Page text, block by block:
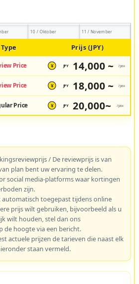
10 / Oktober 11 / November
Type Prijs (JPY)
Price ¥ JPY 14,000 ~ /pax
Price ¥ JPY 18,000 ~ /pax
Price ¥ JPY 20,000~ /pax
/ De reviewprijs is van
plan bent uw ervaring te delen.
social media-platforms waar kortingen
zijn.
toegepast tijdens online
prijs wilt gebruiken, bijvoorbeeld als u
wilt houden, stel dan ons
de hoogte via een bericht.
actuele prijzen de tarieven die naast elk
staan vermeld.